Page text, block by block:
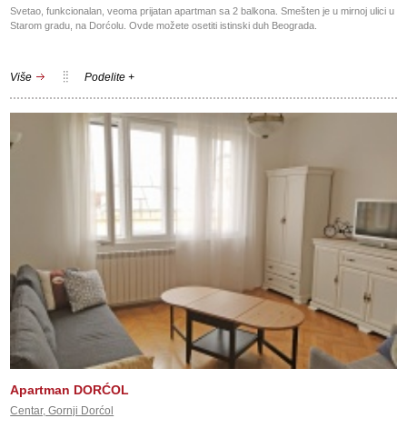
Svetao, funkcionalan, veoma prijatan apartman sa 2 balkona. Smešten je u mirnoj ulici u
Starom gradu, na Dorćolu. Ovde možete osetiti istinski duh Beograda.
Više Podelite +
Apartman DORĆOL
Centar, Gornji Dorćol